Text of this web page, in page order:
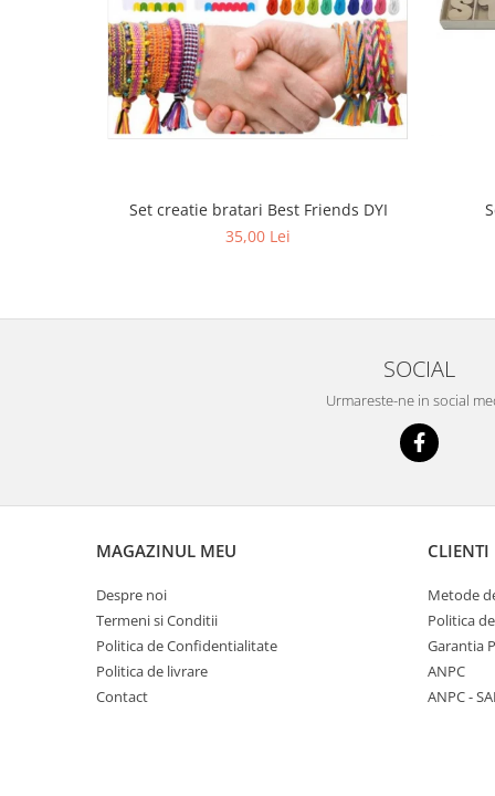
Set creatie bratari Best Friends DYI
35,00 Lei
SOCIAL
Urmareste-ne in social
MAGAZINUL MEU
Despre noi
Termeni si Conditii
Politica de Confidentialitate
Politica de livrare
Contact
CLIENTI
Metode
Politica
Garantia
ANPC
ANPC -